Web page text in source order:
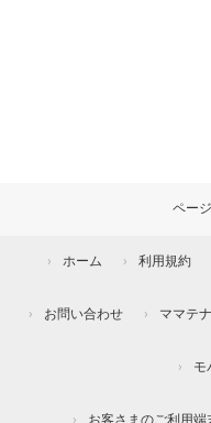
ペー
ホーム 利用規約
お問い合わせ ママテナ
モ
お客さまのご利用